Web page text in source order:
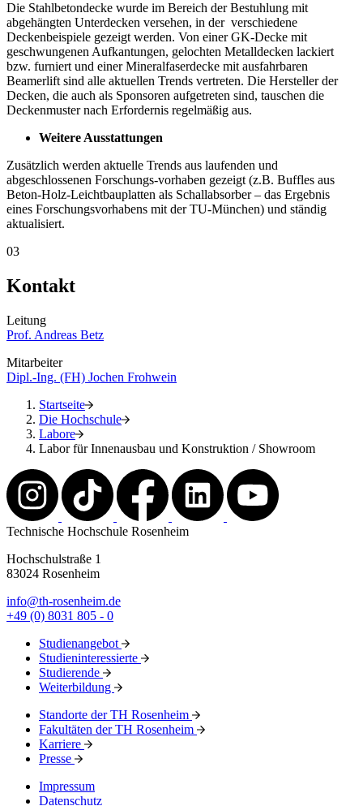
Die Stahlbetondecke wurde im Bereich der Bestuhlung mit
abgehängten Unterdecken versehen, in der verschiedene
Deckenbeispiele gezeigt werden. Von einer GK-Decke mit
geschwungenen Aufkantungen, gelochten Metalldecken lackiert
bzw. furniert und einer Mineralfaserdecke mit ausfahrbaren
Beamerlift sind alle aktuellen Trends vertreten. Die Hersteller der
Decken, die auch als Sponsoren aufgetreten sind, tauschen die
Deckenmuster nach Erfordernis regelmäßig aus.
Weitere Ausstattungen
Zusätzlich werden aktuelle Trends aus laufenden und
abgeschlossenen Forschungs-vorhaben gezeigt (z.B. Buffles aus
Beton-Holz-Leichtbauplatten als Schallabsorber – das Ergebnis
eines Forschungsvorhabens mit der TU-München) und ständig
aktualisiert.
03
Kontakt
Leitung
Prof. Andreas Betz
Mitarbeiter
Dipl.-Ing. (FH) Jochen Frohwein
Startseite
Die Hochschule
Labore
Labor für Innenausbau und Konstruktion / Showroom
Technische Hochschule Rosenheim
Hochschulstraße 1
83024 Rosenheim
info@th-rosenheim.de
+49 (0) 8031 805 - 0
Studienangebot
Studieninteressierte
Studierende
Weiterbildung
Standorte der TH Rosenheim
Fakultäten der TH Rosenheim
Karriere
Presse
Impressum
Datenschutz